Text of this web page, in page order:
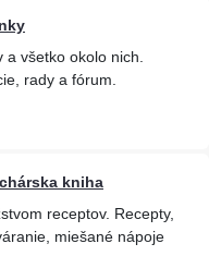
všetko okolo nich.
rady a fórum.
kniha
receptov. Recepty,
miešané nápoje